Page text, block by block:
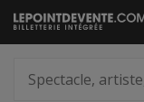
Passer
au
artiste,
lieu...